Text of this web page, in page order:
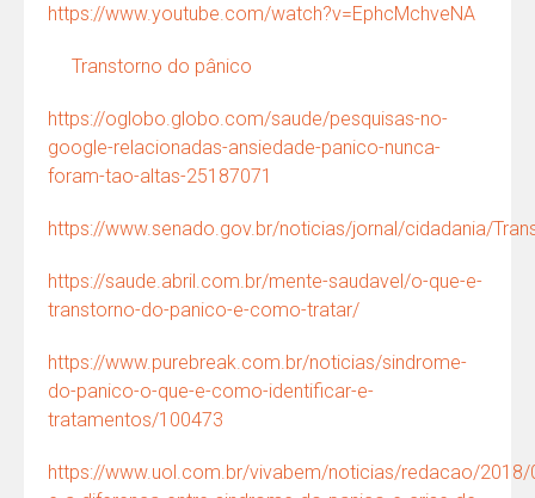
https://www.youtube.com/watch?v=EphcMchveNA
Transtorno do pânico
https://oglobo.globo.com/saude/pesquisas-no-
google-relacionadas-ansiedade-panico-nunca-
foram-tao-altas-25187071
https://www.senado.gov.br/noticias/jornal/cidadania/
https://saude.abril.com.br/mente-saudavel/o-que-e-
transtorno-do-panico-e-como-tratar/
https://www.purebreak.com.br/noticias/sindrome-
do-panico-o-que-e-como-identificar-e-
tratamentos/100473
https://www.uol.com.br/vivabem/noticias/redacao/